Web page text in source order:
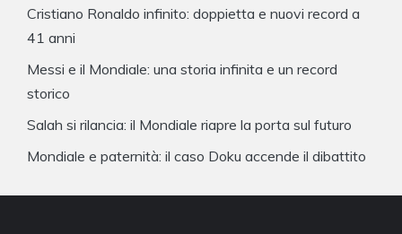
Cristiano Ronaldo infinito: doppietta e nuovi record a
41 anni
Messi e il Mondiale: una storia infinita e un record
storico
Salah si rilancia: il Mondiale riapre la porta sul futuro
Mondiale e paternità: il caso Doku accende il dibattito